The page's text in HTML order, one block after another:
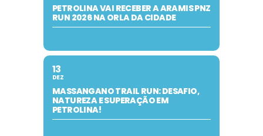
PETROLINA VAI RECEBER A ARAMIS PNZ
RUN 2026 NA ORLA DA CIDADE
13
DEZ
MASSANGANO TRAIL RUN: DESAFIO,
NATUREZA E SUPERAÇÃO EM
PETROLINA!